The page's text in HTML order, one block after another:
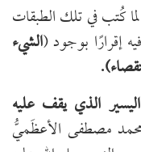
كُتب في تلك الطبقات
إقرارًا بوجود (الشيء
الذي يقف عليه
محمد مصطفى الأعظَميُّ